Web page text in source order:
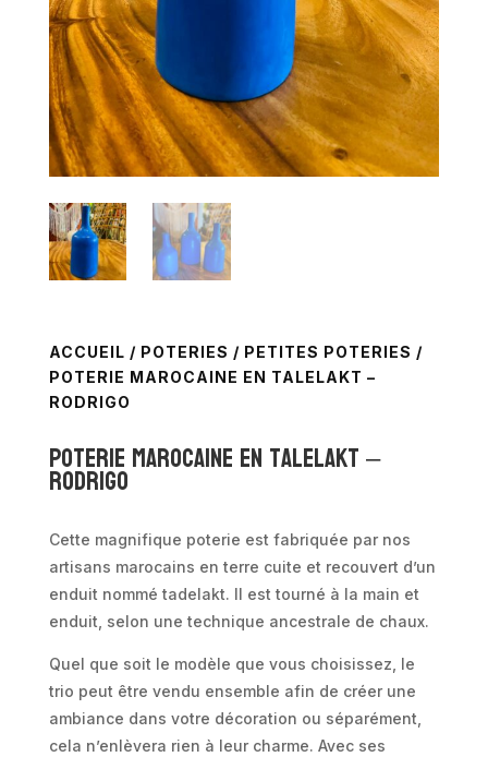
ACCUEIL / POTERIES / PETITES POTERIES /
POTERIE MAROCAINE EN TALELAKT –
RODRIGO
Poterie marocaine en talelakt –
RODRIGO
Cette magnifique poterie est fabriquée par nos
artisans marocains en terre cuite et recouvert d’un
enduit nommé tadelakt. Il est tourné à la main et
enduit, selon une technique ancestrale de chaux.
Quel que soit le modèle que vous choisissez, le
trio peut être vendu ensemble afin de créer une
ambiance dans votre décoration ou séparément,
cela n’enlèvera rien à leur charme. Avec ses